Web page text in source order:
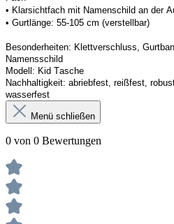
• Klarsichtfach mit Namenschild an der
• Gurtlänge: 55-105 cm (verstellbar)
Besonderheiten: Klettverschluss,
Namensschild
Modell: Kid Tasche
Nachhaltigkeit: abriebfest, reißfest,
wasserfest
Menü schließen
0 von 0 Bewertungen